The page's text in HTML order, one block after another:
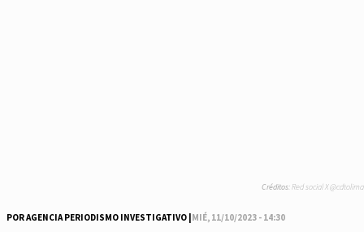
POR AGENCIA PERIODISMO INVESTIGATIVO | MIÉ, 11/10/2023 - 14:30
Créditos:Red social X @cdtolima